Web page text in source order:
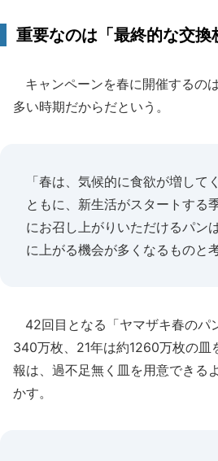
重要なのは「最終的な交換
キャンペーンを春に開催するの
多い時期だからだという。
「春は、気候的に食欲が増して
ともに、新生活がスタートする
にお召し上がりいただけるパン
に上がる機会が多くなるものと
42回目となる「ヤマザキ春のパ
340万枚、21年は約1260万枚の皿
報は、過不足無く皿を用意できる
かす。